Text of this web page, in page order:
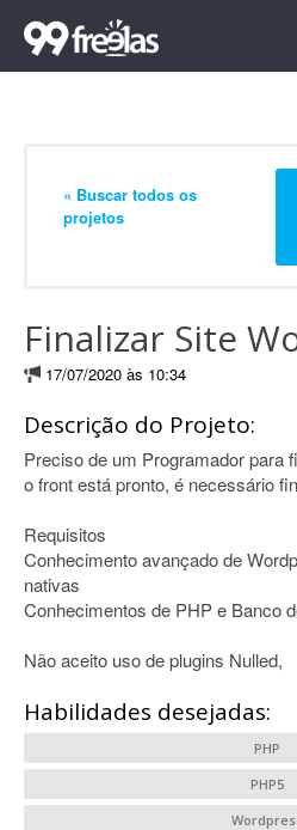
« Buscar todos os
projetos
Finalizar Site
17/07/2020 às 10:34
Descrição do Projeto:
Preciso de um Programador para
o front está pronto, é necessário
Requisitos
Conhecimento avançado de
nativas
Conhecimentos de PHP e Banco
Não aceito uso de plugins Nulled,
Habilidades desejadas:
PHP
PHP5